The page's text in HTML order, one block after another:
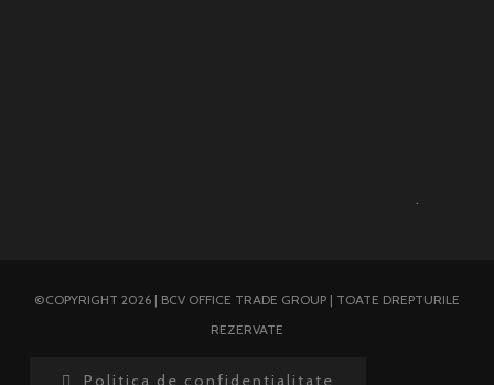
.
©COPYRIGHT 2026 | BCV OFFICE TRADE GROUP | TOATE DREPTURILE
REZERVATE
Politica de confidentialitate